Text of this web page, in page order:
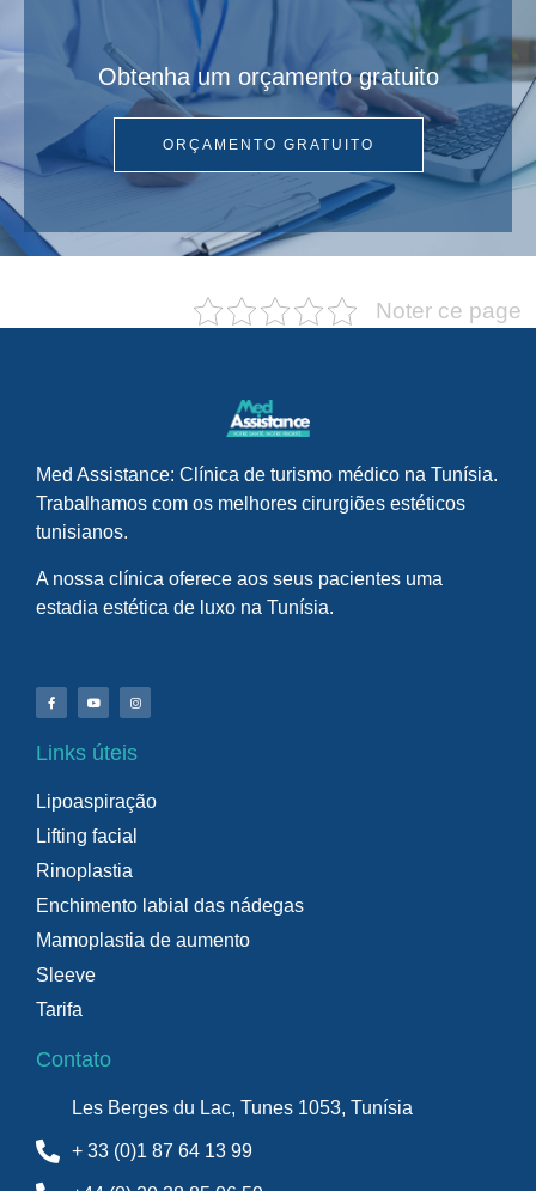
Obtenha um orçamento gratuito
ORÇAMENTO GRATUITO
Noter ce page
Med Assistance: Clínica de turismo médico na Tunísia.
Trabalhamos com os melhores cirurgiões estéticos
tunisianos.
A nossa clínica oferece aos seus pacientes uma
estadia estética de luxo na Tunísia.
Links úteis
Lipoaspiração
Lifting facial
Rinoplastia
Enchimento labial das nádegas
Mamoplastia de aumento
Sleeve
Tarifa
Contato
Les Berges du Lac, Tunes 1053, Tunísia
+ 33 (0)1 87 64 13 99